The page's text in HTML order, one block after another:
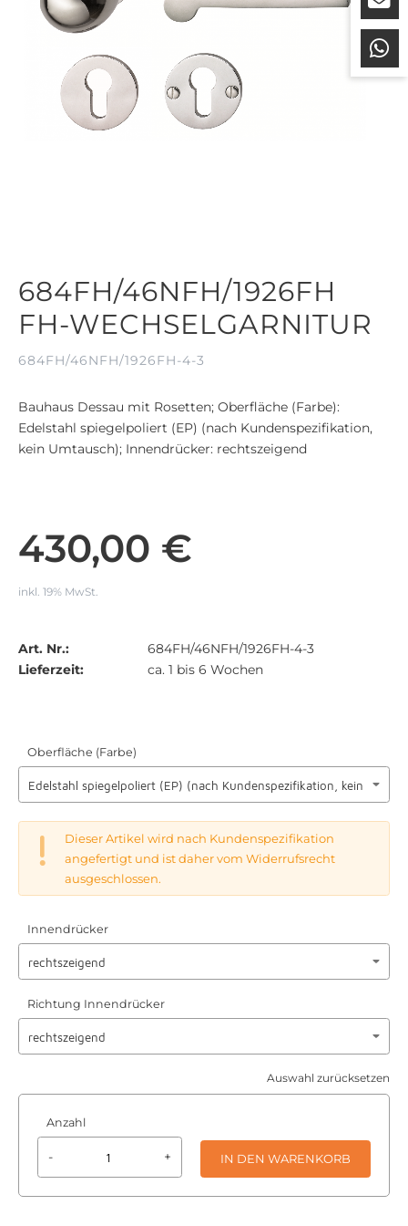
684FH/46NFH/1926FH
FH-WECHSELGARNITUR
684FH/46NFH/1926FH-4-3
Bauhaus Dessau mit Rosetten; Oberfläche (Farbe):
Edelstahl spiegelpoliert (EP) (nach Kundenspezifikation,
kein Umtausch); Innendrücker: rechtszeigend
430,00 €
inkl. 19% MwSt.
Art. Nr.:
684FH/46NFH/1926FH-4-3
Lieferzeit:
ca. 1 bis 6 Wochen
Oberfläche (Farbe)
Dieser Artikel wird nach Kundenspezifikation
angefertigt und ist daher vom Widerrufsrecht
ausgeschlossen.
Innendrücker
Richtung Innendrücker
Auswahl zurücksetzen
Anzahl
- + IN DEN WARENKORB